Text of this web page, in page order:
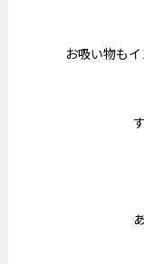
お吸い物も